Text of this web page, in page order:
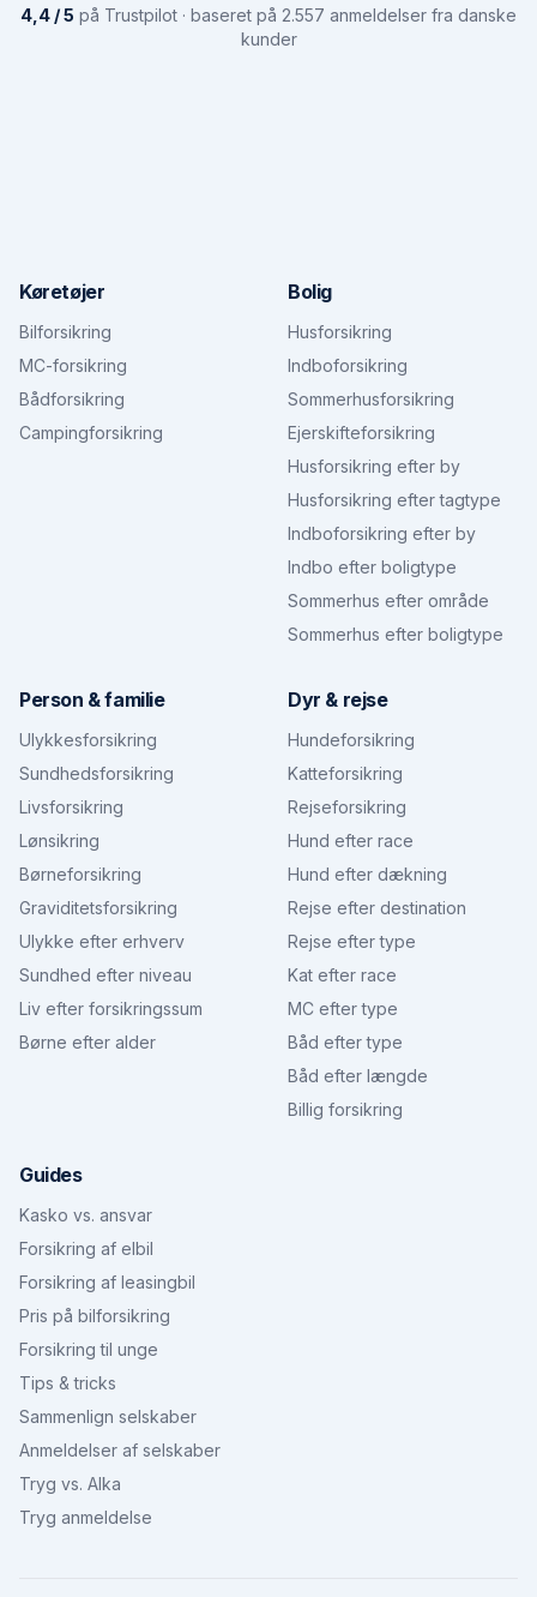
4,4 / 5 på Trustpilot · baseret på 2.557 anmeldelser fra danske
kunder
Køretøjer
Bilforsikring
MC-forsikring
Bådforsikring
Campingforsikring
Bolig
Husforsikring
Indboforsikring
Sommerhusforsikring
Ejerskifteforsikring
Husforsikring efter by
Husforsikring efter tagtype
Indboforsikring efter by
Indbo efter boligtype
Sommerhus efter område
Sommerhus efter boligtype
Person & familie
Ulykkesforsikring
Sundhedsforsikring
Livsforsikring
Lønsikring
Børneforsikring
Graviditetsforsikring
Ulykke efter erhverv
Sundhed efter niveau
Liv efter forsikringssum
Børne efter alder
Dyr & rejse
Hundeforsikring
Katteforsikring
Rejseforsikring
Hund efter race
Hund efter dækning
Rejse efter destination
Rejse efter type
Kat efter race
MC efter type
Båd efter type
Båd efter længde
Billig forsikring
Guides
Kasko vs. ansvar
Forsikring af elbil
Forsikring af leasingbil
Pris på bilforsikring
Forsikring til unge
Tips & tricks
Sammenlign selskaber
Anmeldelser af selskaber
Tryg vs. Alka
Tryg anmeldelse